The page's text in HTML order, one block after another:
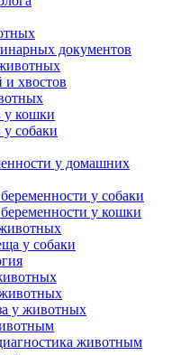
документов
хвостов
у кошки
собаки
у домашних
у собаки
у кошки
у собаки
у животных
животным